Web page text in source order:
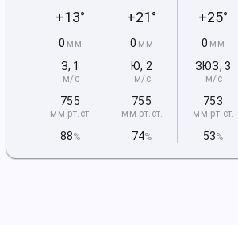
+13°
0 мм
З, 1
м/с
755
мм рт.ст.
88%
+21°
0 мм
Ю, 2
м/с
755
мм рт.ст.
74%
+25°
0 мм
ЗЮЗ, 3
м/с
753
мм рт.ст.
53%